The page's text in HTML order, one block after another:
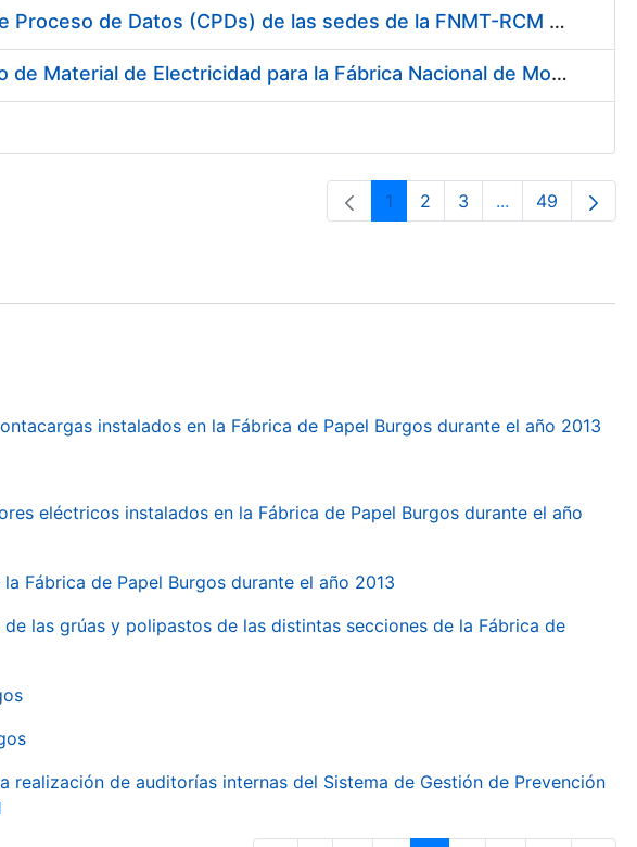
Conexión mediante Fibra Óptica de los Centros de Proceso de Datos (CPDs) de las sedes de la FNMT-RCM de Burgos y Madrid
Contratación de acuerdo marco para el Suministro de Material de Electricidad para la Fábrica Nacional de Moneda y Timbre-Real Casa de la Moneda en su centro de trabajo de Burgos
Orrialdea
1 Orrialdea
2 Orrialdea
3 ...Intermediate
Orrialdea
49
instalados en la Fábrica de Papel Burgos durante el año 2013
eléctricos instalados en la Fábrica de Papel Burgos durante el año
Fábrica de Papel Burgos durante el año 2013
las grúas y polipastos de las distintas secciones de la Fábrica de
de auditorías internas del Sistema de Gestión de Prevención